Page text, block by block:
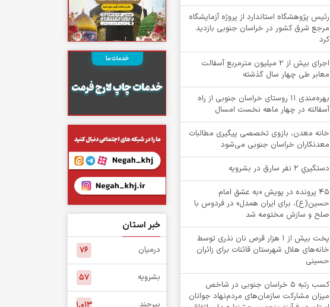
رئیس پژوهشگاه استاندارد از پروژه آزمایشگاه
مرجع شرق کشور در خراسان جنوبی بازدید
کرد
اجرای بیش از ۲ میلیون مترمربع آسفالت
معابر طی چهار سال گذشته
بهره‌مندی ۱۱ روستای خراسان جنوبی از راه
آسفالته در چهار ماهه نخست امسال
خانه معدن، بازوی تخصصی پیگیری مطالبات
معدنکاران خراسان جنوبی می‌شود
دستگيري 2 نفر سارق در بشرويه
۴۵ پرونده در پویش «به عشق امام
حسین(ع)، برای ایران همدل» در فردوس با
صلح و سازش مختومه شد
پخت بیش از 1 هزار قرص نان نذری توسط
خانه‌های هلال شهرستان قائنات برای زائران
حسینی
کسب رتبه ۵ خراسان جنوبی در شاخص
میزان مشارکت سازمان‌های مردم‌نهاد جوانان
خبر استان
درمیان ۷۶
بشرویه ۵۷